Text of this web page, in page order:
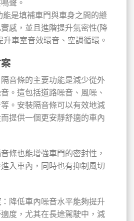
聲。
能是填補車門與車身之間的縫
感，並且進階提升氣密性(降
升車室音效環音、空調循環。
音條的主要功能是減少從外
。這包括道路噪音、風噪、
。安裝隔音條可以有效地減
提供一個更安靜舒適的車內
條也能增強車門的密封性，
入車內，同時也有抑制風切
：降低車內噪音水平能夠提升
度，尤其在長途駕駛中，減